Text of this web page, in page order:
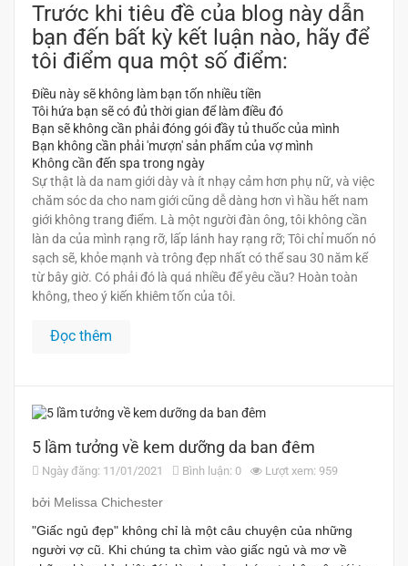
Trước khi tiêu đề của blog này dẫn
bạn đến bất kỳ kết luận nào, hãy để
tôi điểm qua một số điểm:
Điều này sẽ không làm bạn tốn nhiều tiền
Tôi hứa bạn sẽ có đủ thời gian để làm điều đó
Bạn sẽ không cần phải đóng gói đầy tủ thuốc của mình
Bạn không cần phải 'mượn' sản phẩm của vợ mình
Không cần đến spa trong ngày
Sự thật là da nam giới dày và ít nhạy cảm hơn phụ nữ, và việc
chăm sóc da cho nam giới cũng dễ dàng hơn vì hầu hết nam
giới không trang điểm. Là một người đàn ông, tôi không cần
làn da của mình rạng rỡ, lấp lánh hay rạng rỡ; Tôi chỉ muốn nó
sạch sẽ, khỏe mạnh và trông đẹp nhất có thể sau 30 năm kể
từ bây giờ. Có phải đó là quá nhiều để yêu cầu? Hoàn toàn
không, theo ý kiến ​​khiêm tốn của tôi.
Đọc thêm
5 lầm tưởng về kem dưỡng da ban đêm
Ngày đăng: 11/01/2021 Bình luận: 0 Lượt xem: 959
bởi Melissa Chichester
"Giấc ngủ đẹp" không chỉ là một câu chuyện của những
người vợ cũ. Khi chúng ta chìm vào giấc ngủ và mơ về